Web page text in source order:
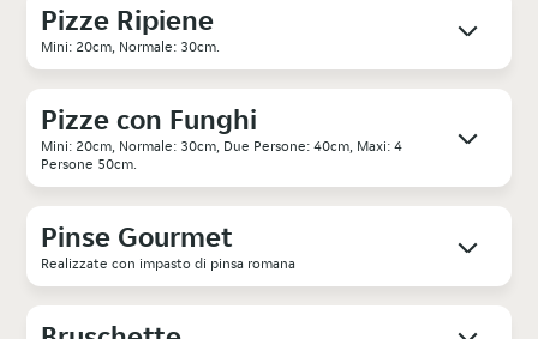
Pizze Ripiene
Mini: 20cm, Normale: 30cm.
Pizze con Funghi
Mini: 20cm, Normale: 30cm, Due Persone: 40cm, Maxi: 4
Persone 50cm.
Pinse Gourmet
Realizzate con impasto di pinsa romana